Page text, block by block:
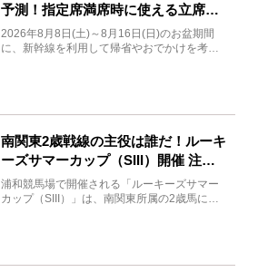
予測！指定席満席時に使える立席特
急券も解説
2026年8月8日(土)～8月16日(日)のお盆期間
に、新幹線を利用して帰省やおでかけを考え
南関東2歳戦線の主役は誰だ！ルーキ
ーズサマーカップ（SIII）開催 注目
馬と見どころをチェック
浦和競馬場で開催される「ルーキーズサマー
カップ（SIII）」は、南関東所属の2歳馬によ